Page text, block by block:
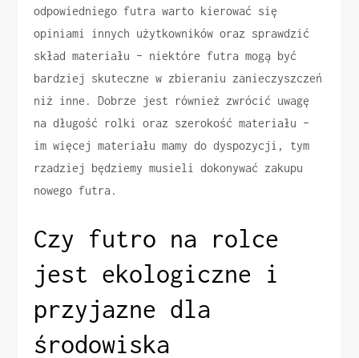
odpowiedniego futra warto kierować się
opiniami innych użytkowników oraz sprawdzić
skład materiału – niektóre futra mogą być
bardziej skuteczne w zbieraniu zanieczyszczeń
niż inne. Dobrze jest również zwrócić uwagę
na długość rolki oraz szerokość materiału –
im więcej materiału mamy do dyspozycji, tym
rzadziej będziemy musieli dokonywać zakupu
nowego futra.
Czy futro na rolce
jest ekologiczne i
przyjazne dla
środowiska